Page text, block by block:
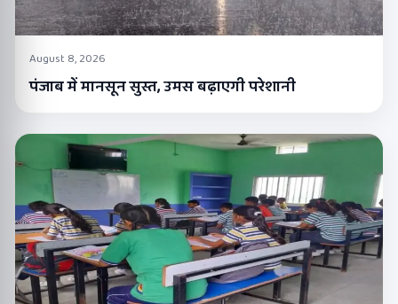
August 8, 2026
पंजाब में मानसून सुस्त, उमस बढ़ाएगी परेशानी